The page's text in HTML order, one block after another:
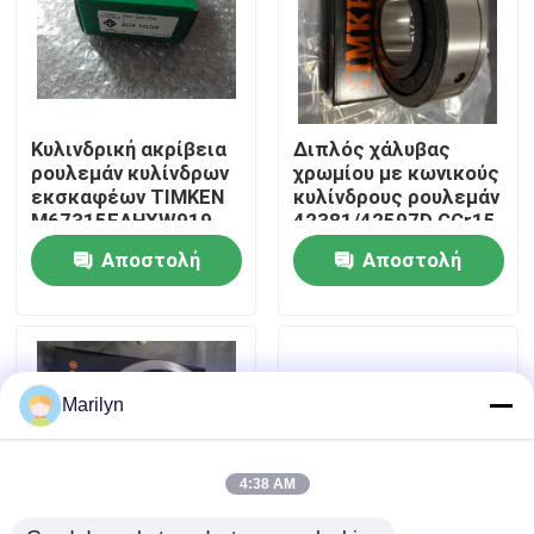
Γύρος εργοστασίων
Ποιοτικός έλεγχος
Μας ελάτε σε επαφή με
Περιπτώσεις
Μυτερό ρουλεμάν κυλίνδρων
Κυλινδρική ακρίβεια
ρουλεμάν κυλίνδρων
εκσκαφέων TIMKEN
M67315EAHXW919
P2 P4 P5 P6
Αποστολή
Διπλός χάλυβας
χρωμίου με κωνικούς
κυλίνδρους ρουλεμάν
42381/42597D GCr15
υπόλοιπου κόσμου
TIMKENΑποστολή
Marilyn
4:38 AM